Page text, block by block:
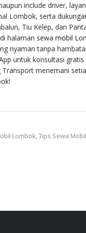
include driver,
Lombok, serta
Tiu Kelep, dan
halaman sewa mobil
nyaman tanpa
untuk konsultasi
Transport menemani
Lombok,Tips Sewa Mobil